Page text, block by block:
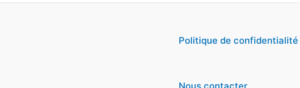
Politique de confidentialité
Nous contacter